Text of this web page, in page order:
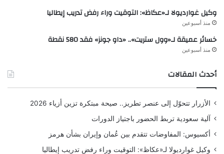
وكيل غوارديولا لـ«عكاظ»: التوقيت وراء رفض تدريب إيطاليا
منذ أسبوعين
خسائر عميقة لـ«وول ستريت».. «داو جونز» فقد 580 نقطة
منذ أسبوعين
أحدث المقالات
الأزرار تتحوّل إلى عنصر تطريز.. صيحة مبتكرة تزين أزياء 2026
آلية سعودية تربط الحضور باجتياز الدورات
أكسيوس: المفاوضات تتقدم بين عُمان وإيران بشأن هرمز
وكيل غوارديولا لـ«عكاظ»: التوقيت وراء رفض تدريب إيطاليا